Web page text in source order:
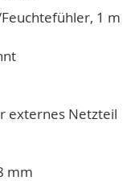
1 m
externes Netzteil
mm